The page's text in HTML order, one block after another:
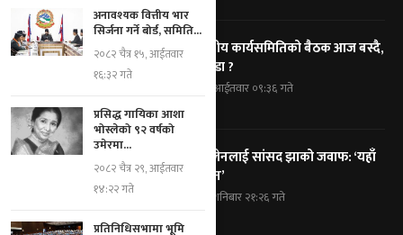
कांग्रेसको केन्द्रीय कार्यसमितिको बैठक आज बस्दै,
के के छन् एजेण्डा ?
२०८३ श्रावण २४, आईतवार ०९:३६ गते
प्रधानमन्त्री बालेनलाई सांसद झाको जवाफ: ‘यहाँ
कोही एक्लो छैन’
२०८३ श्रावण २३, शनिबार २१:२६ गते
अनावश्यक वित्तीय भार
सिर्जना गर्ने बोर्ड, समिति...
२०८२ चैत्र १५, आईतवार
१६:३२ गते
प्रसिद्ध गायिका आशा
भोस्लेको ९२ वर्षको
उमेरमा...
२०८२ चैत्र २९, आईतवार
१४:२२ गते
प्रतिनिधिसभामा भूमि